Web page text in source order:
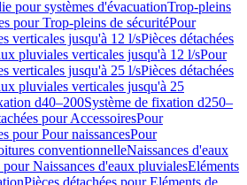
pour systèmes d'évacuationTrop-pleins
pour Trop-pleins de sécuritéPour
verticales jusqu'à 12 l/sPièces détachées
pluviales verticales jusqu'à 12 l/sPour
verticales jusqu'à 25 l/sPièces détachées
pluviales verticales jusqu'à 25
d40–200Système de fixation d250–
pour AccessoiresPour
pour Pour naissancesPour
conventionnelleNaissances d'eaux
pour Naissances d'eaux pluvialesEléments
Pièces détachées pour Eléments de